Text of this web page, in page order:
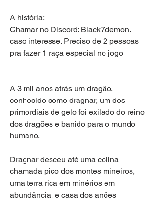
A história:
Chamar no Discord: Black7demon.
caso interesse. Preciso de 2 pessoas
pra fazer 1 raça especial no jogo
A 3 mil anos atrás um dragão,
conhecido como dragnar, um dos
primordiais de gelo foi exilado do reino
dos dragões e banido para o mundo
humano.
Dragnar desceu até uma colina
chamada pico dos montes mineiros,
uma terra rica em minérios em
abundância, e casa dos anões